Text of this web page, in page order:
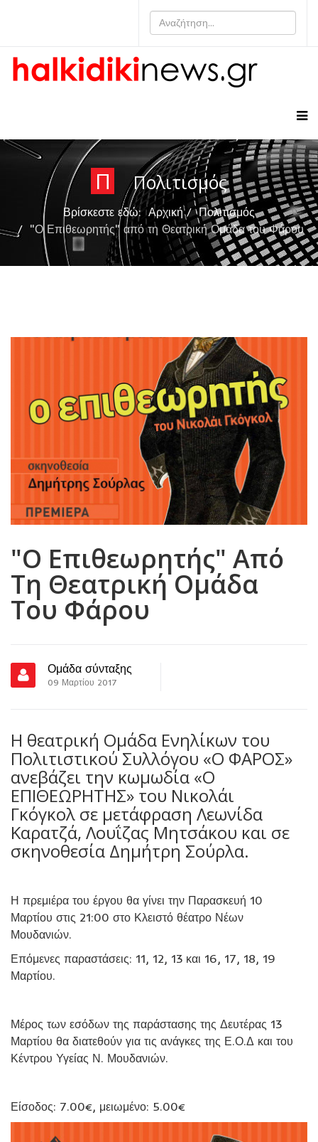
Π Πολιτισμός
Βρίσκεστε εδώ:Αρχική
Πολιτισμός
"Ο Επιθεωρητής" από τη Θεατρική Ομάδα του Φάρου
"Ο Επιθεωρητής" Από
Τη Θεατρική Ομάδα
Του Φάρου
Ομάδα σύνταξης
09 Μαρτίου 2017
Η θεατρική Ομάδα Ενηλίκων του
Πολιτιστικού Συλλόγου «Ο ΦΑΡΟΣ»
ανεβάζει την κωμωδία «Ο
ΕΠΙΘΕΩΡΗΤΗΣ» του Νικολάι
Γκόγκολ σε μετάφραση Λεωνίδα
Καρατζά, Λουΐζας Μητσάκου και σε
σκηνοθεσία Δημήτρη Σούρλα.
Η πρεμιέρα του έργου θα γίνει την Παρασκευή 10
Μαρτίου στις 21:00 στο Κλειστό θέατρο Νέων
Μουδανιών.
Επόμενες παραστάσεις: 11, 12, 13 και 16, 17, 18, 19
Μαρτίου.
Μέρος των εσόδων της παράστασης της Δευτέρας 13
Μαρτίου θα διατεθούν για τις ανάγκες της Ε.Ο.Δ και του
Κέντρου Υγείας Ν. Μουδανιών.
Είσοδος: 7.00€, μειωμένο: 5.00€